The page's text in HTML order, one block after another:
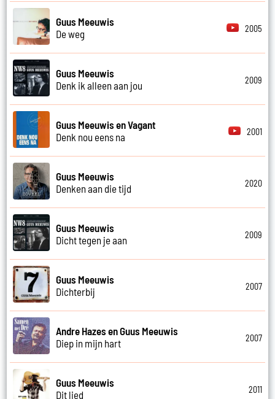
Guus Meeuwis
De weg
2005
Guus Meeuwis
Denk ik alleen aan jou
2009
Guus Meeuwis en Vagant
Denk nou eens na
2001
Guus Meeuwis
Denken aan die tijd
2020
Guus Meeuwis
Dicht tegen je aan
2009
Guus Meeuwis
Dichterbij
2007
Andre Hazes en Guus Meeuwis
Diep in mijn hart
2007
Guus Meeuwis
Dit lied
2011